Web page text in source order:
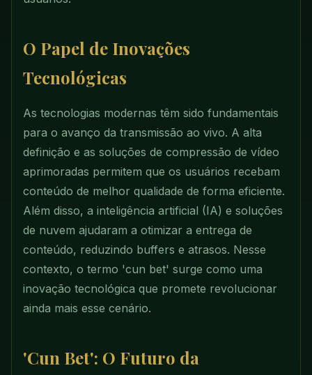
O Papel de Inovações
Tecnológicas
As tecnologias modernas têm sido fundamentais
para o avanço da transmissão ao vivo. A alta
definição e as soluções de compressão de vídeo
aprimoradas permitem que os usuários recebam
conteúdo de melhor qualidade de forma eficiente.
Além disso, a inteligência artificial (IA) e soluções
de nuvem ajudaram a otimizar a entrega de
conteúdo, reduzindo buffers e atrasos. Nesse
contexto, o termo 'cun bet' surge como uma
inovação tecnológica que promete revolucionar
ainda mais esse cenário.
'Cun Bet': O Futuro da